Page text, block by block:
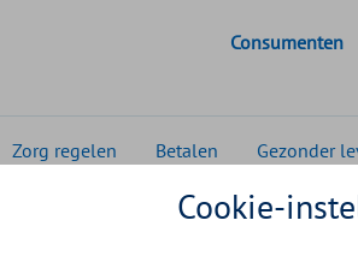
Geselecteerde
Consumenten
Zorg regelen Betalen Gezonder
eten start niet alleen op maandag
Cookie-